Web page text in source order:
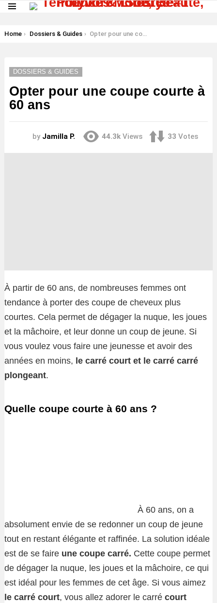
You are here:
Home Dossiers & Guides Opter pour une coupe courte à 60 ans
DOSSIERS & GUIDES
Opter pour une coupe courte à
60 ans
by Jamilla P. 44.3k Views 33 Votes
À partir de 60 ans, de nombreuses femmes ont
tendance à porter des coupe de cheveux plus
courtes. Cela permet de dégager la nuque, les joues
et la mâchoire, et leur donne un coup de jeune. Si
vous voulez vous faire une jeunesse et avoir des
années en moins, le carré court et le carré carré
plongeant.
Quelle coupe courte à 60 ans ?
À 60 ans, on a
absolument envie de se redonner un coup de jeune
tout en restant élégante et raffinée. La solution idéale
est de se faire une coupe carré. Cette coupe permet
de dégager la nuque, les joues et la mâchoire, ce qui
est idéal pour les femmes de cet âge. Si vous aimez
le carré court, vous allez adorer le carré court